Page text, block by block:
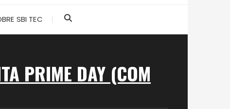
SBI TEC
PRIME DAY (COM